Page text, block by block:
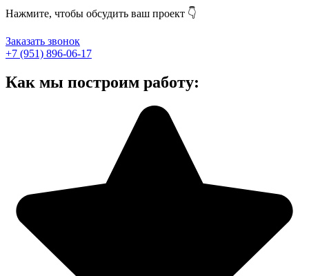
Нажмите, чтобы обсудить ваш проект 👇
Заказать звонок
+7 (951) 896-06-17
Как мы построим работу: